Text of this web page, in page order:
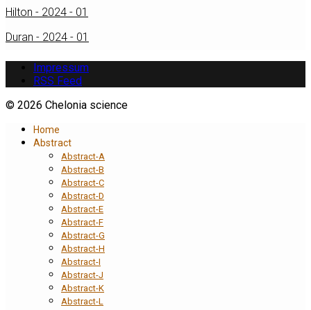
Hilton - 2024 - 01
Duran - 2024 - 01
Impressum
RSS Feed
© 2026 Chelonia science
Home
Abstract
Abstract-A
Abstract-B
Abstract-C
Abstract-D
Abstract-E
Abstract-F
Abstract-G
Abstract-H
Abstract-I
Abstract-J
Abstract-K
Abstract-L